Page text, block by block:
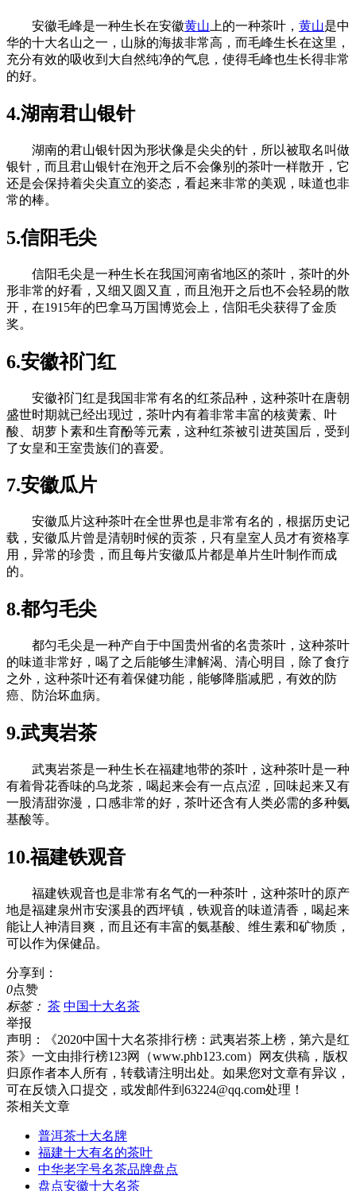
安徽毛峰是一种生长在安徽黄山 上的一种茶叶， 黄山是中
华的十大名山之一，山脉的海拔非常高，而毛峰生长在这里，
充分有效的吸收到大自然纯净的气息，使得毛峰也生长得非常
的好。
4.湖南君山银针
湖南的君山银针因为形状像是尖尖的针，所以被取名叫做
银针，而且君山银针在泡开之后不会像别的茶叶一样散开，它
还是会保持着尖尖直立的姿态，看起来非常的美观，味道也非
常的棒。
5.信阳毛尖
信阳毛尖是一种生长在我国河南省地区的茶叶，茶叶的外
形非常的好看，又细又圆又直，而且泡开之后也不会轻易的散
开，在1915年的巴拿马万国博览会上，信阳毛尖获得了金质
奖。
6.安徽祁门红
安徽祁门红是我国非常有名的红茶品种，这种茶叶在唐朝
盛世时期就已经出现过，茶叶内有着非常丰富的核黄素、叶
酸、胡萝卜素和生育酚等元素，这种红茶被引进英国后，受到
了女皇和王室贵族们的喜爱。
7.安徽瓜片
安徽瓜片这种茶叶在全世界也是非常有名的，根据历史记
载，安徽瓜片曾是清朝时候的贡茶，只有皇室人员才有资格享
用，异常的珍贵，而且每片安徽瓜片都是单片生叶制作而成
的。
8.都匀毛尖
都匀毛尖是一种产自于中国贵州省的名贵茶叶，这种茶叶
的味道非常好，喝了之后能够生津解渴、清心明目，除了食疗
之外，这种茶叶还有着保健功能，能够降脂减肥，有效的防
癌、防治坏血病。
9.武夷岩茶
武夷岩茶是一种生长在福建地带的茶叶，这种茶叶是一种
有着骨花香味的乌龙茶，喝起来会有一点点涩，回味起来又有
一股清甜弥漫，口感非常的好，茶叶还含有人类必需的多种氨
基酸等。
10.福建铁观音
福建铁观音也是非常有名气的一种茶叶，这种茶叶的原产
地是福建泉州市安溪县的西坪镇，铁观音的味道清香，喝起来
能让人神清目爽，而且还有丰富的氨基酸、维生素和矿物质，
可以作为保健品。
分享到：
0点赞
标签： 茶 中国十大名茶
举报
声明：
《2020中国十大名茶排行榜：武夷岩茶上榜，第六是红
茶》一文由排行榜123网（www.phb123.com）网友供稿，版权
归原作者本人所有，转载请注明出处。如果您对文章有异议，
可在反馈入口提交，或发邮件到63224@qq.com处理！
茶相关文章
普洱茶十大名牌
福建十大有名的茶叶
中华老字号名茶品牌盘点
盘点安徽十大名茶